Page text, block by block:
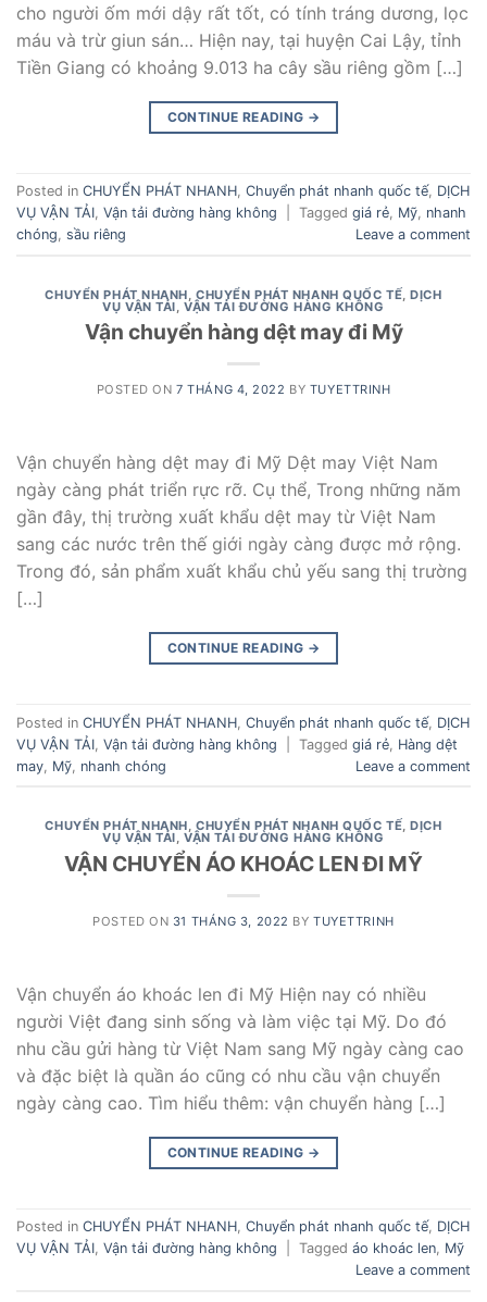
cho người ốm mới dậy rất tốt, có tính tráng dương, lọc
máu và trừ giun sán… Hiện nay, tại huyện Cai Lậy, tỉnh
Tiền Giang có khoảng 9.013 ha cây sầu riêng gồm […]
CONTINUE READING →
Posted in CHUYỂN PHÁT NHANH, Chuyển phát nhanh quốc tế, DỊCH
VỤ VẬN TẢI, Vận tải đường hàng không Tagged giá rẻ, Mỹ, nhanh
chóng, sầu riêng Leave a comment
CHUYỂN PHÁT NHANH,CHUYỂN PHÁT NHANH QUỐC TẾ,DỊCH
VỤ VẬN TẢI,VẬN TẢI ĐƯỜNG HÀNG KHÔNG
Vận chuyển hàng dệt may đi Mỹ
POSTED ON7 THÁNG 4, 2022 BY TUYETTRINH
Vận chuyển hàng dệt may đi Mỹ Dệt may Việt Nam
ngày càng phát triển rực rỡ. Cụ thể, Trong những năm
gần đây, thị trường xuất khẩu dệt may từ Việt Nam
sang các nước trên thế giới ngày càng được mở rộng.
Trong đó, sản phẩm xuất khẩu chủ yếu sang thị trường
[…]
CONTINUE READING →
Posted in CHUYỂN PHÁT NHANH Chuyển phát nhanh quốc tế DỊCH
VỤ VẬN TẢI Vận tải đường hàng không Tagged giá rẻ Hàng dệt
may Mỹ nhanh chóng Leave a comment
CHUYỂN PHÁT NHANH,CHUYỂN PHÁT NHANH QUỐC TẾ,DỊCH
VỤ VẬN TẢI,VẬN TẢI ĐƯỜNG HÀNG KHÔNG
VẬN CHUYỂN ÁO KHOÁC LEN ĐI MỸ
POSTED ON 31 THÁNG 3, 2022 BYTUYETTRINH
Vận chuyển áo khoác len đi Mỹ Hiện nay có nhiều
người Việt đang sinh sống và làm việc tại Mỹ. Do đó
nhu cầu gửi hàng từ Việt Nam sang Mỹ ngày càng cao
và đặc biệt là quần áo cũng có nhu cầu vận chuyển
ngày càng cao. Tìm hiểu thêm: vận chuyển hàng […]
CONTINUE READING →
Posted in CHUYỂN PHÁT NHANH, Chuyển phát nhanh quốc tế, DỊCH
VỤ VẬN TẢI, Vận tải đường hàng không Tagged áo khoác len, Mỹ
Leave a comment